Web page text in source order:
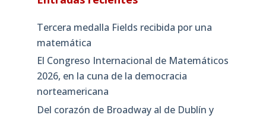
Tercera medalla Fields recibida por una
matemática
El Congreso Internacional de Matemáticos
2026, en la cuna de la democracia
norteamericana
Del corazón de Broadway al de Dublín y